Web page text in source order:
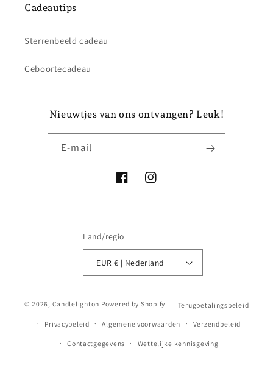
Cadeautips
Sterrenbeeld cadeau
Geboortecadeau
Nieuwtjes van ons ontvangen? Leuk!
E‑mail
FacebookInstagram
Land/regio
EUR € | Nederland
© 2026, Candlelighton Powered by Shopify Terugbetalingsbeleid
Privacybeleid Algemene voorwaarden Verzendbeleid
Contactgegevens Wettelijke kennisgeving